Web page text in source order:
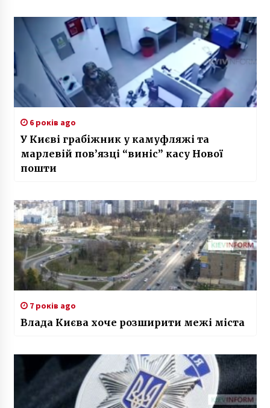
6 років ago
У Києві грабіжник у камуфляжі та
марлевій пов’язці “виніс” касу Нової
пошти
7 років ago
Влада Києва хоче розширити межі міста